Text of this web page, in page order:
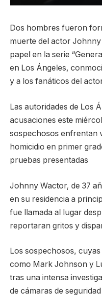
Dos hombres fueron
muerte del actor
papel en la serie
en Los Ángeles,
y a los fanáticos del
Las autoridades de Los
acusaciones este
sospechosos enfrentan
homicidio en primer
pruebas presentadas
Johnny Wactor, de 37
en su residencia a
fue llamada al lugar
reportaran gritos y
Los sospechosos,
como Mark Johnson y
tras una intensa
de cámaras de